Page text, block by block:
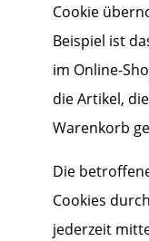
Cookie
Beispiel ist
im Online-
die Artikel,
Warenkorb
Die
Cookies
jederzeit